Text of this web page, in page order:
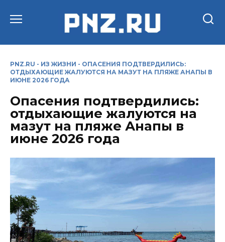
PNZ.RU - ИЗ ЖИЗНИ - ОПАСЕНИЯ ПОДТВЕРДИЛИСЬ:
ОТДЫХАЮЩИЕ ЖАЛУЮТСЯ НА МАЗУТ НА ПЛЯЖЕ АНАПЫ В
ИЮНЕ 2026 ГОДА
Опасения подтвердились:
отдыхающие жалуются на
мазут на пляже Анапы в
июне 2026 года